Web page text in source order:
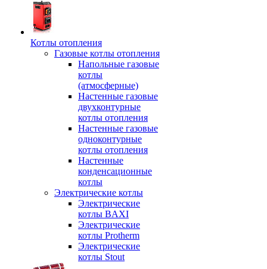
Котлы отопления
Газовые котлы отопления
Напольные газовые
котлы
(атмосферные)
Настенные газовые
двухконтурные
котлы отопления
Настенные газовые
одноконтурные
котлы отопления
Настенные
конденсационные
котлы
Электрические котлы
Электрические
котлы BAXI
Электрические
котлы Protherm
Электрические
котлы Stout